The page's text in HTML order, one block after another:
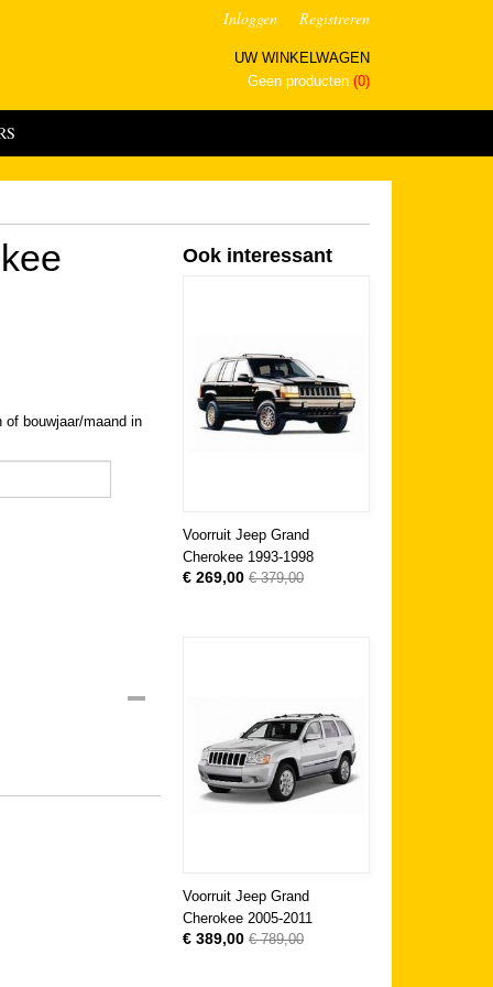
Inloggen Registreren
UW WINKELWAGEN
Geen producten (0)
bouwjaar/maand in
Ook interessant
Voorruit Jeep Grand
Cherokee 1993-1998
€ 269,00 € 379,00
Voorruit Jeep Grand
Cherokee 2005-2011
€ 389,00 € 789,00